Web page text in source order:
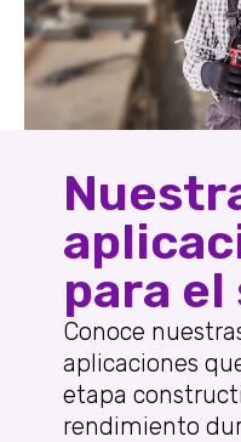
para
Conoce
aplicaciones
etapa
rendimiento